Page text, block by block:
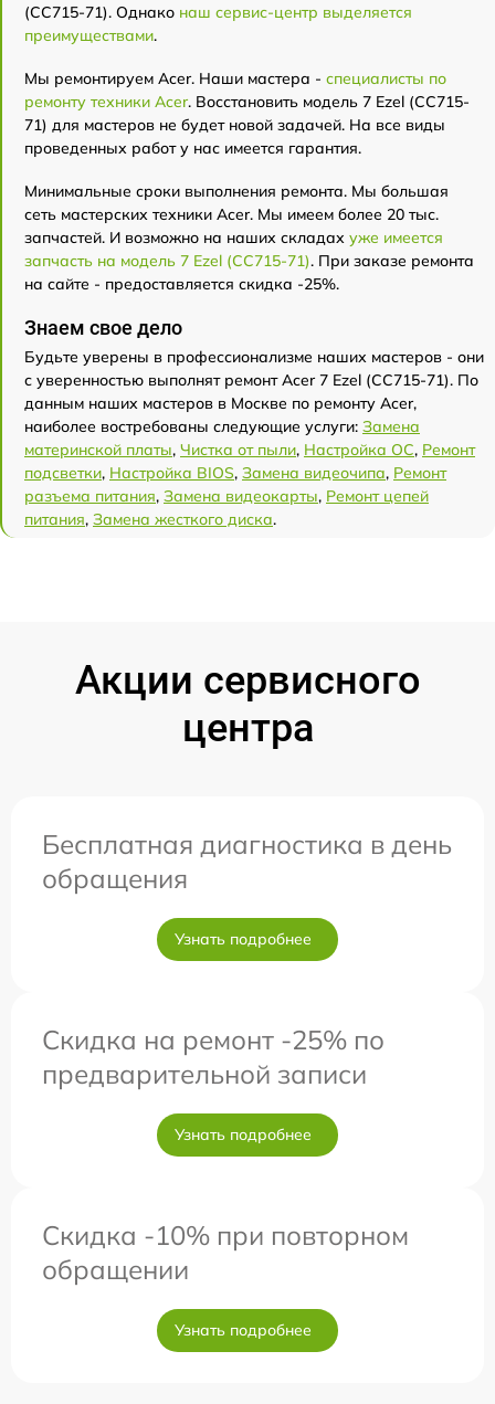
(CC715-71). Однако наш сервис-центр выделяется
преимуществами.
Мы ремонтируем Acer. Наши мастера - специалисты по
ремонту техники Acer. Восстановить модель 7 Ezel (CC715-
71) для мастеров не будет новой задачей. На все виды
проведенных работ у нас имеется гарантия.
Минимальные сроки выполнения ремонта. Мы большая
сеть мастерских техники Acer. Мы имеем более 20 тыс.
запчастей. И возможно на наших складах уже имеется
запчасть на модель 7 Ezel (CC715-71). При заказе ремонта
на сайте - предоставляется скидка -25%.
Знаем свое дело
Будьте уверены в профессионализме наших мастеров - они
с уверенностью выполнят ремонт Acer 7 Ezel (CC715-71). По
данным наших мастеров в Москве по ремонту Acer,
наиболее востребованы следующие услуги: Замена
материнской платы, Чистка от пыли, Настройка ОС, Ремонт
подсветки, Настройка BIOS, Замена видеочипа, Ремонт
разъема питания, Замена видеокарты, Ремонт цепей
питания, Замена жесткого диска.
Акции сервисного
центра
Бесплатная диагностика в день
обращения
Узнать подробнее
Скидка на ремонт -25% по
предварительной записи
Узнать подробнее
Скидка -10% при повторном
обращении
Узнать подробнее